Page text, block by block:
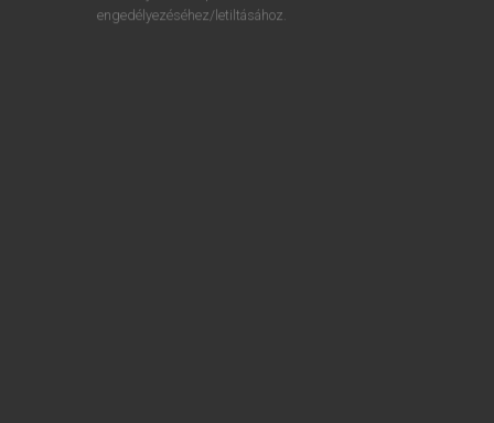
engedélyezéséhez/letiltásához.